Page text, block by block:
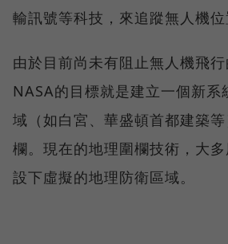
輸訊號等科技，來追蹤無人機位
由於目前尚未有阻止無人機飛行
NASA的目標就是建立一個新系
域（如白宮、華盛頓首都建築
欄。現在的地理圍欄技術，大
設下虛擬的地理防衛區域。